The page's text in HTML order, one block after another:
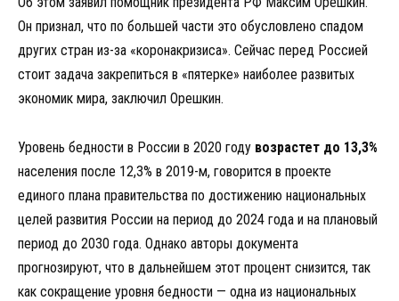
Он признал, что по большей части это обусловлено спадом
других стран из-за «коронакризиса». Сейчас перед Россией
стоит задача закрепиться в «пятерке» наиболее развитых
экономик мира, заключил Орешкин.
Уровень бедности в России в 2020 году возрастет до 13,3%
населения после 12,3% в 2019-м, говорится в проекте
единого плана правительства по достижению национальных
целей развития России на период до 2024 года и на плановый
период до 2030 года. Однако авторы документа
прогнозируют, что в дальнейшем этот процент снизится, так
как сокращение уровня бедности — одна из национальных